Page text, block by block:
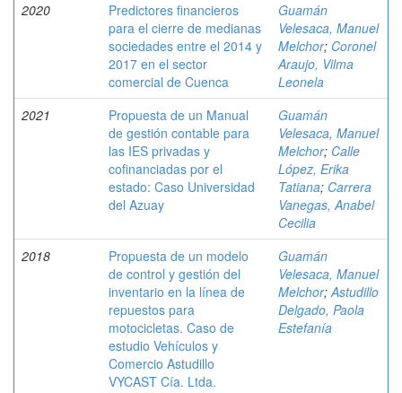
2020
Predictores financieros
para el cierre de medianas
sociedades entre el 2014 y
2017 en el sector
comercial de Cuenca
Guamán
Velesaca, Manuel
Melchor; Coronel
Araujo, Vilma
Leonela
2021
Propuesta de un Manual
de gestión contable para
las IES privadas y
cofinanciadas por el
estado: Caso Universidad
del Azuay
Guamán
Velesaca, Manuel
Melchor; Calle
López, Erika
Tatiana; Carrera
Vanegas, Anabel
Cecilia
2018
Propuesta de un modelo
de control y gestión del
inventario en la línea de
repuestos para
motocicletas. Caso de
estudio Vehículos y
Comercio Astudillo
VYCAST Cía. Ltda.
Guamán
Velesaca, Manuel
Melchor;Astudillo
Delgado, Paola
Estefanía